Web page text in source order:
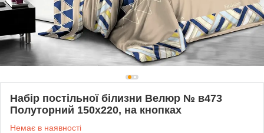
Набір постільної білизни Велюр № в473
Полуторний 150х220, на кнопках
Немає в наявності